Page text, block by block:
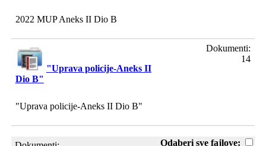
2022 MUP Aneks II Dio B
"Uprava policije-Aneks II
Dio B"
Dokumenti:
14
"Uprava policije-Aneks II Dio B"
Odaberi sve fajlove: